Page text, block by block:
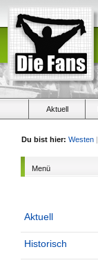
Aktuell
Du bist hier: Westen |
Menü
Aktuell
Historisch